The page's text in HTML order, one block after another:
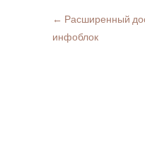
← Расширенный
инфоблок